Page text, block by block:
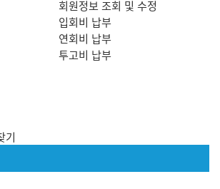
회원정보 조회 및 수정
입회비 납부
연회비 납부
투고비 납부
기